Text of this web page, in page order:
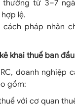
thường từ 3–7
lệ.
cách pháp nhân
khai thuế ban đầu
doanh nghiệp
gồm:
với cơ quan